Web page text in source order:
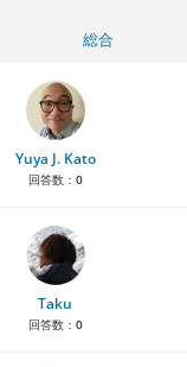
総合
Yuya J. Kato
回答数： 0
Taku
回答数： 0